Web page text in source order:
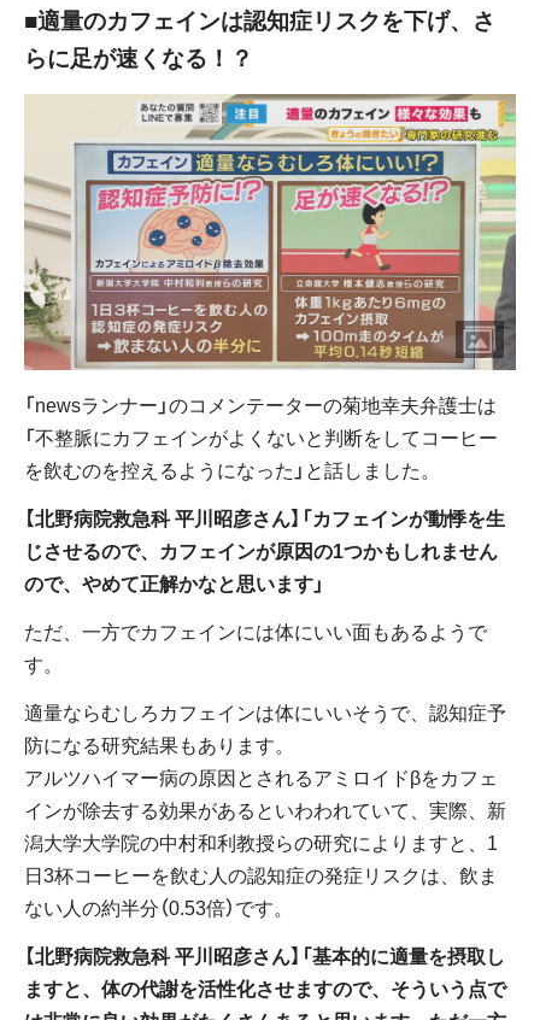
■適量のカフェインは認知症リスクを下げ、さ
らに足が速くなる！？
「newsランナー」のコメンテーターの菊地幸夫弁護士は
「不整脈にカフェインがよくないと判断をしてコーヒー
を飲むのを控えるようになった」と話しました。
【北野病院救急科 平川昭彦さん】「カフェインが動悸を生
じさせるので、カフェインが原因の1つかもしれません
ので、やめて正解かなと思います」
ただ、一方でカフェインには体にいい面もあるようで
す。
適量ならむしろカフェインは体にいいそうで、認知症予
防になる研究結果もあります。
アルツハイマー病の原因とされるアミロイドβをカフェ
インが除去する効果があるといわわれていて、実際、新
潟大学大学院の中村和利教授らの研究によりますと、1
日3杯コーヒーを飲む人の認知症の発症リスクは、飲ま
ない人の約半分（0.53倍）です。
【北野病院救急科 平川昭彦さん】「基本的に適量を摂取し
ますと、体の代謝を活性化させますので、そういう点で